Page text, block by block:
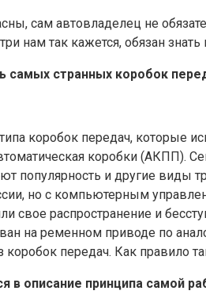
сам автовладелец не
нам так кажется, обязан
самых странных коробок
коробок передач, которые
коробки (АКПП).
популярность и другие виды
но с компьютерным
свое распространение и
на ременном приводе по
передач. Как правило
в описание принципа самой